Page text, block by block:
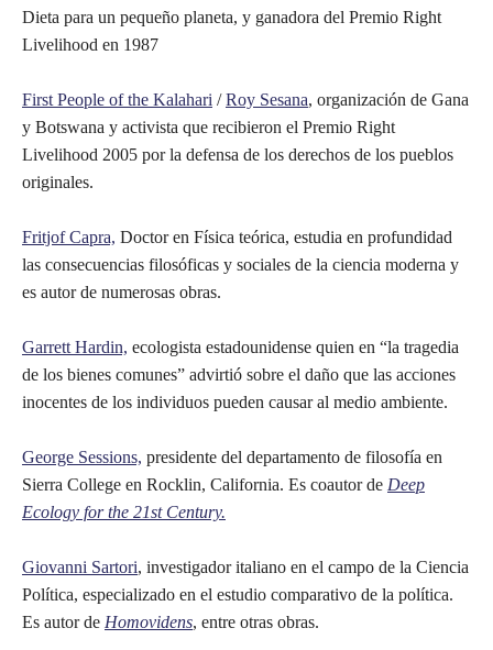
Dieta para un pequeño planeta, y ganadora del Premio Right
Livelihood en 1987
First People of the Kalahari /Roy Sesana, organización de Gana
y Botswana y activista que recibieron el Premio Right
Livelihood 2005 por la defensa de los derechos de los pueblos
originales.
Fritjof Capra, Doctor en Física teórica, estudia en profundidad
las consecuencias filosóficas y sociales de la ciencia moderna y
es autor de numerosas obras.
Garrett Hardin, ecologista estadounidense quien en “la tragedia
de los bienes comunes” advirtió sobre el daño que las acciones
inocentes de los individuos pueden causar al medio ambiente.
George Sessions, presidente del departamento de filosofía en
Sierra College en Rocklin, California. Es coautor de Deep
Ecology for the 21st Century.
Giovanni Sartori, investigador italiano en el campo de la Ciencia
Política, especializado en el estudio comparativo de la política.
Es autor de Homovidens, entre otras obras.